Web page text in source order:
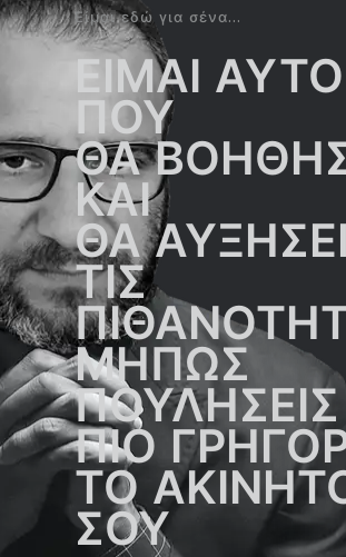
Είμαι εδώ για σένα...
ΕΙΜΑΙ
ΠΟΥ
ΘΑ
ΚΑΙ
ΘΑ ΑΥΞΗΣΕΙ
ΤΙΣ
ΜΗΠΩΣ
ΠΟΥΛΗΣΕΙΣ
ΠΙΟ
ΤΟ
ΣΟΥ